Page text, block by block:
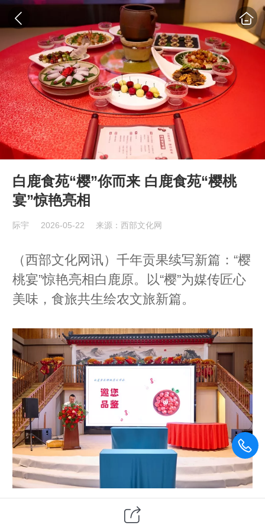
白鹿食苑“樱”你而来 白鹿食苑“樱桃
宴”惊艳亮相
际宇 2026-05-22 来源：西部文化网
（西部文化网讯）千年贡果续写新篇：“樱
桃宴”惊艳亮相白鹿原。以“樱”为媒传匠心
美味，食旅共生绘农文旅新篇。
5月22日上午，“白鹿食苑‘樱’你而来